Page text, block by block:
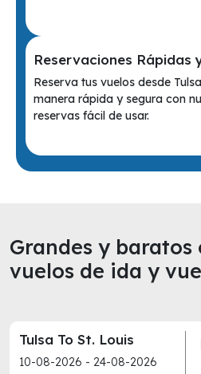
Reservaciones Rápidas
Reserva tus vuelos desde
manera rápida y segura con
reservas fácil de usar.
Grandes y baratos
vuelos de ida y
Tulsa To St. Louis
10-08-2026 - 24-08-2026